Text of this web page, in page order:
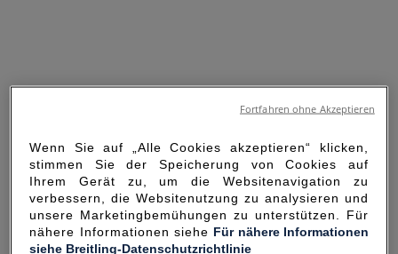
Wenn Sie auf „Alle Cookies akzeptieren“ klicken,
stimmen Sie der Speicherung von Cookies auf
Ihrem Gerät zu, um die Websitenavigation zu
verbessern, die Websitenutzung zu analysieren und
unsere Marketingbemühungen zu unterstützen. Für
nähere Informationen siehe Für nähere Informationen
siehe Breitling-Datenschutzrichtlinie
Fortfahren ohne Akzeptieren